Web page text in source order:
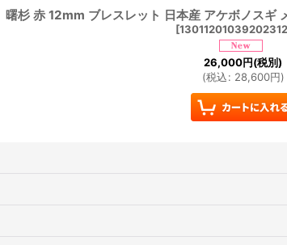
曙杉 赤 12mm ブレスレット 日本産 アケボノスギ
[
26,000円(税別)
(税込: 28,600円)